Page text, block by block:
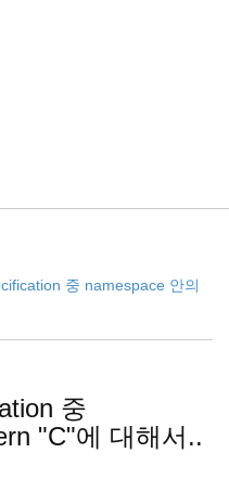
중 namespace 안의
중
"C"에 대해서..